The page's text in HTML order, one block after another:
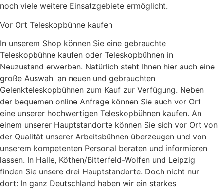
noch viele weitere Einsatzgebiete ermöglicht.
Vor Ort Teleskopbühne kaufen
In unserem Shop können Sie eine gebrauchte
Teleskopbühne kaufen oder Teleskopbühnen in
Neuzustand erwerben. Natürlich steht Ihnen hier auch eine
große Auswahl an neuen und gebrauchten
Gelenkteleskopbühnen zum Kauf zur Verfügung. Neben
der bequemen online Anfrage können Sie auch vor Ort
eine unserer hochwertigen Teleskopbühnen kaufen. An
einem unserer Hauptstandorte können Sie sich vor Ort von
der Qualität unserer Arbeitsbühnen überzeugen und von
unserem kompetenten Personal beraten und informieren
lassen. In Halle, Köthen/Bitterfeld-Wolfen und Leipzig
finden Sie unsere drei Hauptstandorte. Doch nicht nur
dort: In ganz Deutschland haben wir ein starkes